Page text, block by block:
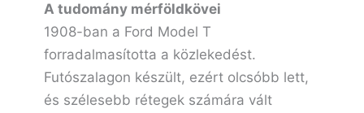
A tudomány mérföldkövei
1908-ban a Ford Model T
forradalmasította a közlekedést.
Futószalagon készült, ezért olcsóbb lett,
és szélesebb rétegek számára vált